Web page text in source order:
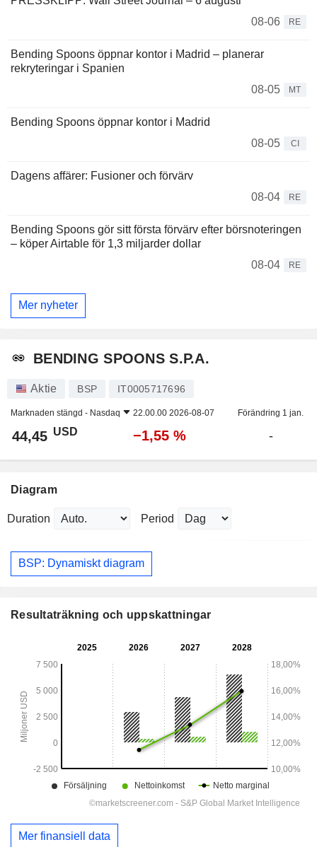
08-06
RE
Bending Spoons öppnar kontor i Madrid – planerar
rekryteringar i Spanien
08-05
MT
Bending Spoons öppnar kontor i Madrid
08-05
CI
Dagens affärer: Fusioner och förvärv
08-04
RE
Bending Spoons gör sitt första förvärv efter börsnoteringen
– köper Airtable för 1,3 miljarder dollar
08-04
RE
Mer nyheter
BENDING SPOONS S.P.A.
Aktie BSP IT0005717696
Marknaden stängd - Nasdaq 22.00.00 2026-08-07 Förändring 1 jan.
44,45 USD −1,55 % -
Diagram
Duration Period
BSP: Dynamiskt diagram
Resultaträkning och uppskattningar
Mer finansiell data